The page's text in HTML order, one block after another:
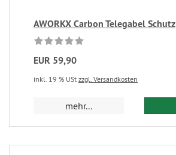
AWORKX Carbon Telegabel Schutz
EUR 59,90
inkl. 19 % USt zzgl. Versandkosten
mehr...